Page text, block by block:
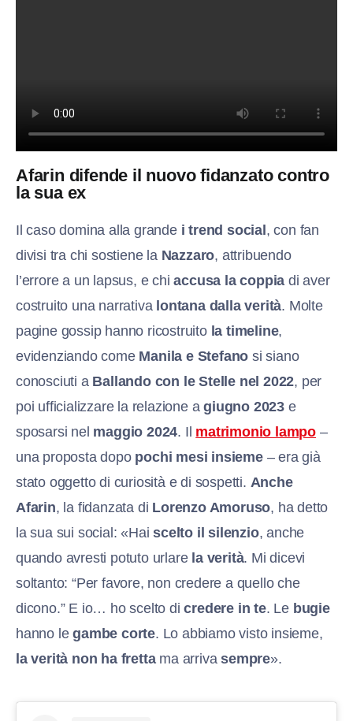
Afarin difende il nuovo fidanzato contro
la sua ex
Il caso domina alla grande i trend social, con fan
divisi tra chi sostiene la Nazzaro, attribuendo
l’errore a un lapsus, e chiaccusa la coppia di aver
costruito una narrativa lontana dalla verità. Molte
pagine gossip hanno ricostruito la timeline,
evidenziando come Manila e Stefano si siano
conosciuti a Ballando con le Stelle nel 2022, per
poi ufficializzare la relazione agiugno 2023 e
sposarsi nel maggio 2024. Il matrimonio lampo –
una proposta dopo pochi mesi insieme– era già
stato oggetto di curiosità e di sospetti. Anche
Afarin, la fidanzata di Lorenzo Amoruso, ha detto
la sua sui social: «Haiscelto il silenzio, anche
quando avresti potuto urlare la verità. Mi dicevi
soltanto: “Per favore, non credere a quello che
dicono.” E io… ho scelto dicredere in te. Le bugie
hanno legambe corte. Lo abbiamo visto insieme,
la verità non ha frettama arrivasempre».